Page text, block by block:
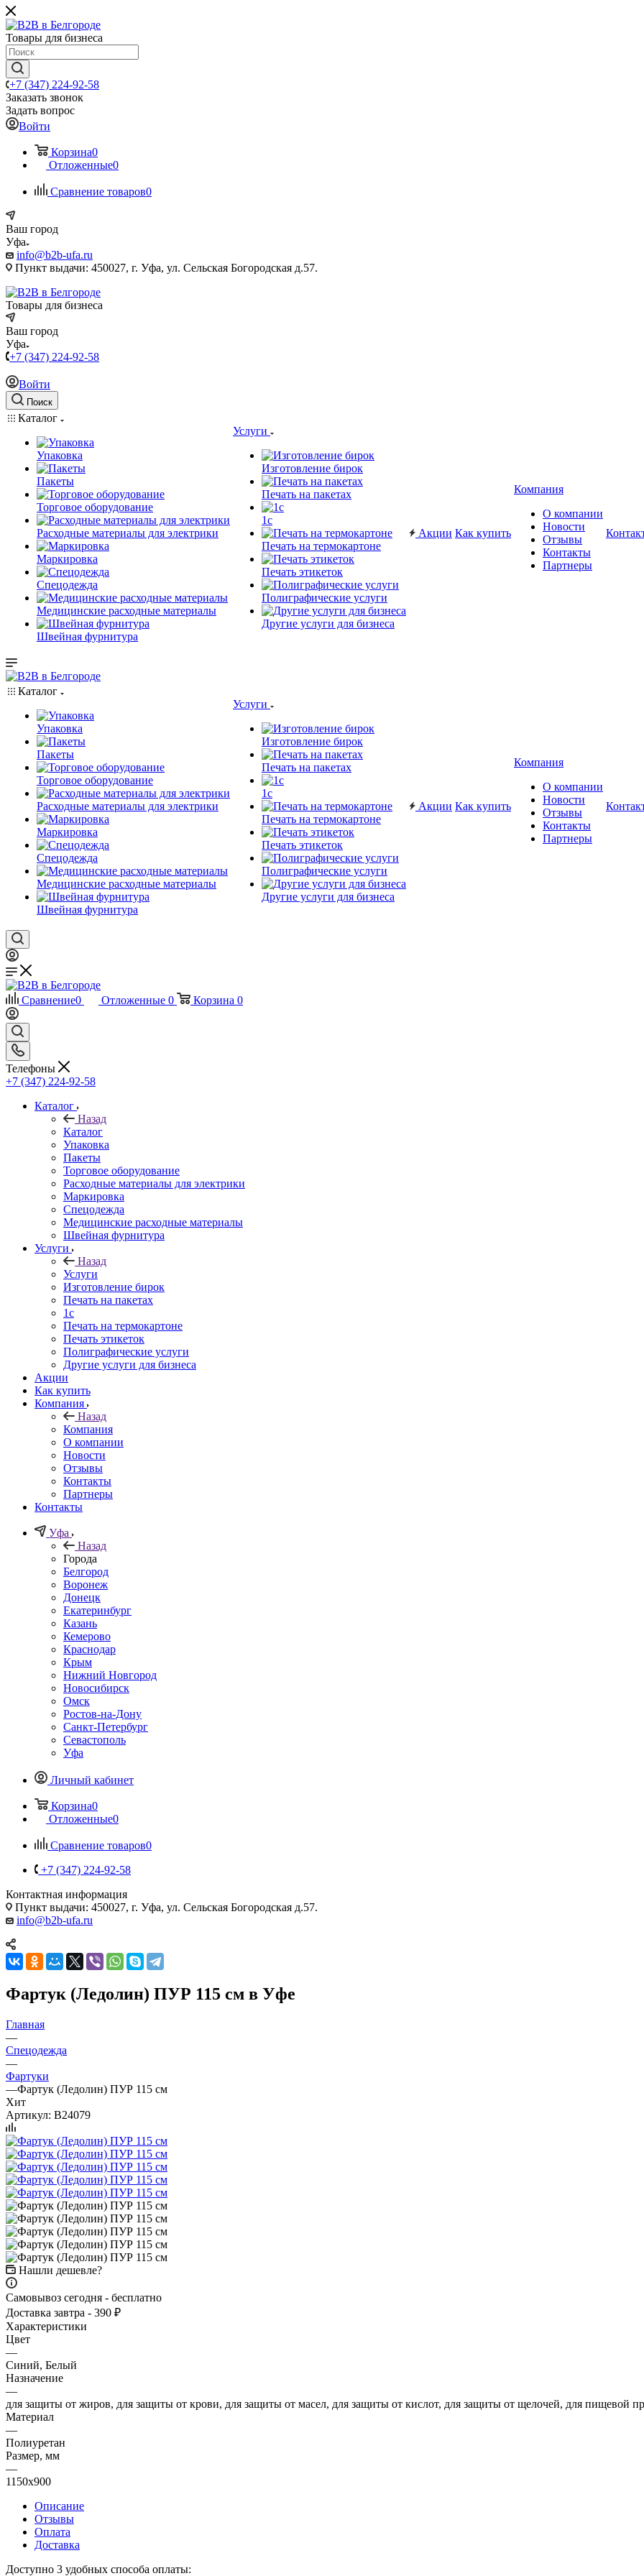
Товары для бизнеса
+7 (347) 224-92-58
Заказать звонок
Задать вопрос
Войти
Корзина0
Отложенные0
Сравнение товаров0
Ваш город
Уфа
info@b2b-ufa.ru
Пункт выдачи: 450027, г. Уфа, ул. Сельская Богородская д.57.
Товары для бизнеса
Ваш город
Уфа
+7 (347) 224-92-58
Войти
Поиск
Каталог
Упаковка
Пакеты
Торговое оборудование
Расходные материалы для электрики
Маркировка
Спецодежда
Медицинские расходные материалы
Швейная фурнитура
Услуги
Изготовление бирок
Печать на пакетах
1c
Печать на термокартоне
Печать этикеток
Полиграфические услуги
Другие услуги для бизнеса
Акции Как купить
Компания
О компании
Новости
Отзывы
Контакты
Партнеры
Каталог
Упаковка
Пакеты
Торговое оборудование
Расходные материалы для электрики
Маркировка
Спецодежда
Медицинские расходные материалы
Швейная фурнитура
Услуги
Изготовление бирок
Печать на пакетах
1c
Печать на термокартоне
Печать этикеток
Полиграфические услуги
Другие услуги для бизнеса
Акции Как купить
Компания
О компании
Новости
Отзывы
Контакты
Партнеры
Сравнение0 Отложенные 0 Корзина 0
Телефоны
+7 (347) 224-92-58
Каталог
Назад
Каталог
Упаковка
Пакеты
Торговое оборудование
Расходные материалы для электрики
Маркировка
Спецодежда
Медицинские расходные материалы
Швейная фурнитура
Услуги
Назад
Услуги
Изготовление бирок
Печать на пакетах
1c
Печать на термокартоне
Печать этикеток
Полиграфические услуги
Другие услуги для бизнеса
Акции
Как купить
Компания
Назад
Компания
О компании
Новости
Отзывы
Контакты
Партнеры
Контакты
Уфа
Назад
Города
Белгород
Воронеж
Донецк
Екатеринбург
Казань
Кемерово
Краснодар
Крым
Нижний Новгород
Новосибирск
Омск
Ростов-на-Дону
Санкт-Петербург
Севастополь
Уфа
Личный кабинет
Корзина0
Отложенные0
Сравнение товаров0
+7 (347) 224-92-58
Контактная информация
Пункт выдачи: 450027, г. Уфа, ул. Сельская Богородская д.57.
info@b2b-ufa.ru
Фартук (Ледолин) ПУР 115 см в Уфе
Главная
—
Спецодежда
—
Фартуки
—Фартук (Ледолин) ПУР 115 см
Хит
Артикул: B24079
Нашли дешевле?
Самовывоз сегодня - бесплатно
Доставка завтра - 390 ₽
Характеристики
Цвет
—
Синий, Белый
Назначение
—
для защиты от жиров, для защиты от крови, для защиты от масел, для защиты от кислот, для защиты от щелочей, для пищевой
Материал
—
Полиуретан
Размер, мм
—
1150х900
Описание
Отзывы
Оплата
Доставка
Доступно 3 удобных способа оплаты: